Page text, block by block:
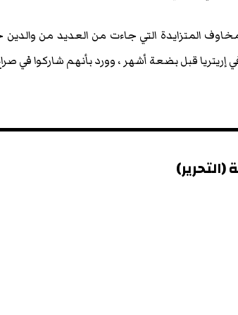
المتزايدة التي جاءت من العديد من
إريتريا قبل بضعة أشهر ، وورد بأنهم شاركوا في